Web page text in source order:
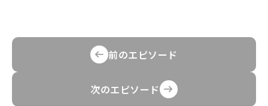
前のエピソード
次のエピソード